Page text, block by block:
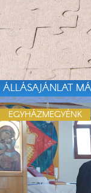
ÁLLÁSAJÁNLAT
EGYHÁZMEGYÉNK